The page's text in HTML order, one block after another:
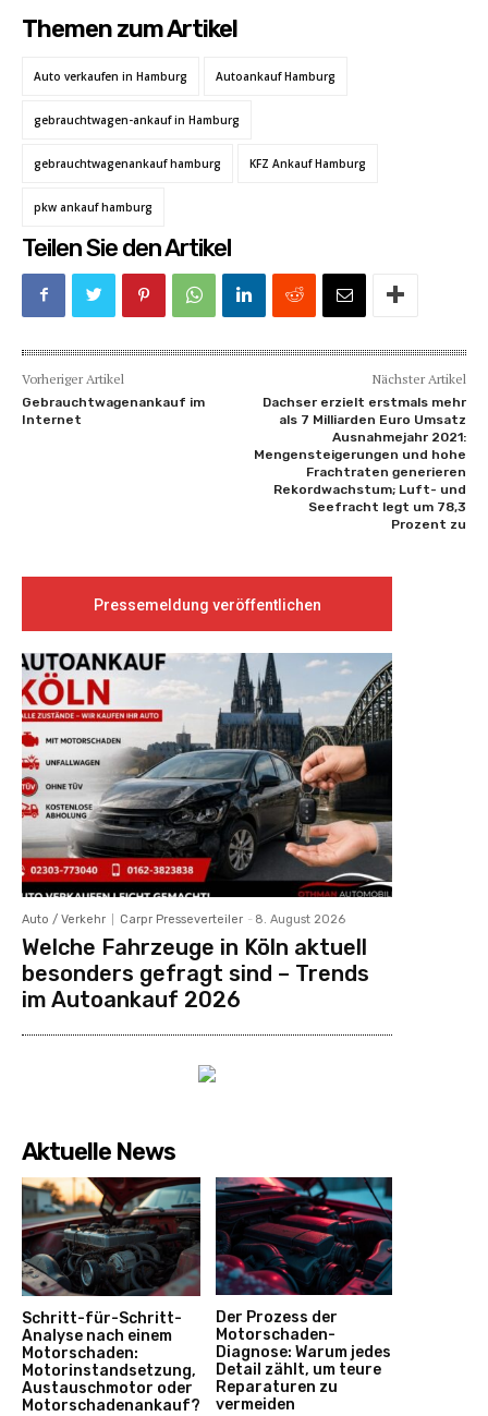
Themen zum Artikel
Auto verkaufen in Hamburg Autoankauf Hamburg
gebrauchtwagen-ankauf in Hamburg
gebrauchtwagenankauf hamburg KFZ Ankauf Hamburg
pkw ankauf hamburg
Teilen Sie den Artikel
Vorheriger Artikel
Gebrauchtwagenankauf im
Internet
Nächster Artikel
Dachser erzielt erstmals mehr
als 7 Milliarden Euro Umsatz
Ausnahmejahr 2021:
Mengensteigerungen und hohe
Frachtraten generieren
Rekordwachstum; Luft- und
Seefracht legt um 78,3
Prozent zu
Pressemeldung veröffentlichen
Auto / Verkehr Carpr Presseverteiler - 8. August 2026
Welche Fahrzeuge in Köln aktuell
besonders gefragt sind – Trends
im Autoankauf 2026
Aktuelle News
Schritt-für-Schritt-
Analyse nach einem
Motorschaden:
Motorinstandsetzung,
Austauschmotor oder
Motorschadenankauf?
Der Prozess der
Motorschaden-
Diagnose: Warum jedes
Detail zählt, um teure
Reparaturen zu
vermeiden